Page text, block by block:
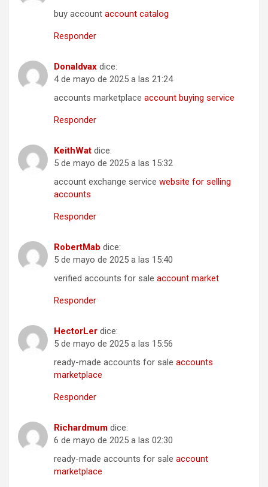
buy account account catalog
Responder
Donaldvax dice:
4 de mayo de 2025 a las 21:24
accounts marketplace account buying service
Responder
KeithWat dice:
5 de mayo de 2025 a las 15:32
account exchange service website for selling
accounts
Responder
RobertMab dice:
5 de mayo de 2025 a las 15:40
verified accounts for sale account market
Responder
HectorLer dice:
5 de mayo de 2025 a las 15:56
ready-made accounts for sale accounts
marketplace
Responder
Richardmum dice:
6 de mayo de 2025 a las 02:30
ready-made accounts for sale account
marketplace